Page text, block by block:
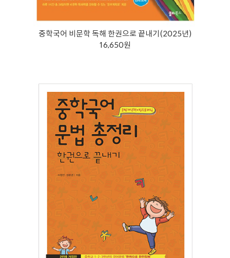
중학국어 비문학 독해 한권으로 끝내기(2025년)
16,650원